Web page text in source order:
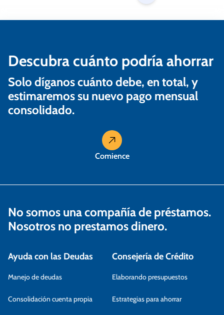
Descubra cuánto podría ahorrar
Solo díganos cuánto debe, en total, y
estimaremos su nuevo pago mensual
consolidado.
Comience
No somos una compañía de préstamos.
Nosotros no prestamos dinero.
Ayuda con las Deudas
Manejo de deudas
Consolidación cuenta propia
Consejería de Crédito
Elaborando presupuestos
Estrategias para ahorrar